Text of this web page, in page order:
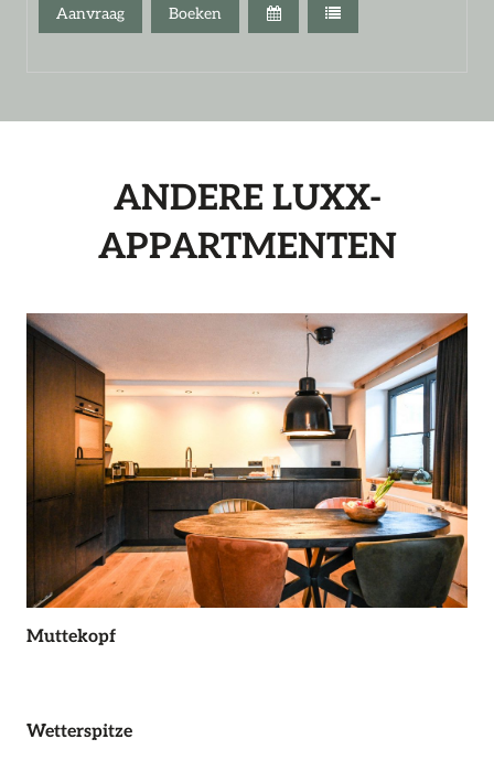
nuttigen.
Handdoeken en keukenlinnen zijn aanwezig.
Aanvraag Boeken
ANDERE LUXX-
APPARTMENTEN
Muttekopf
Wetterspitze